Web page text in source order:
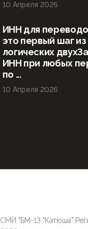
10 Апреля 2026
ИНН для
это первый шаг из
логических
ИНН при любых
по ...
10 Апреля 2026
СМИ "БМ-13 "Катюша"